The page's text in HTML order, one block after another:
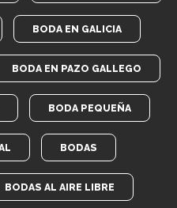
BODA EN GALICIA
BODA EN PAZO GALLEGO
BODA PEQUEÑA
BODAS
BODAS AL AIRE LIBRE